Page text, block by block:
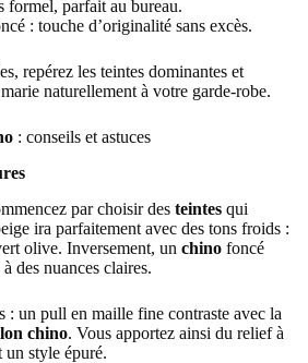
formel, parfait au bureau.
: touche d’originalité sans excès.
repérez les teintes dominantes et
naturellement à votre garde-robe.
: conseils et astuces
par choisir des teintes qui
ira parfaitement avec des tons froids :
olive. Inversement, un chino foncé
des nuances claires.
: un pull en maille fine contraste avec la
chino. Vous apportez ainsi du relief à
un style épuré.